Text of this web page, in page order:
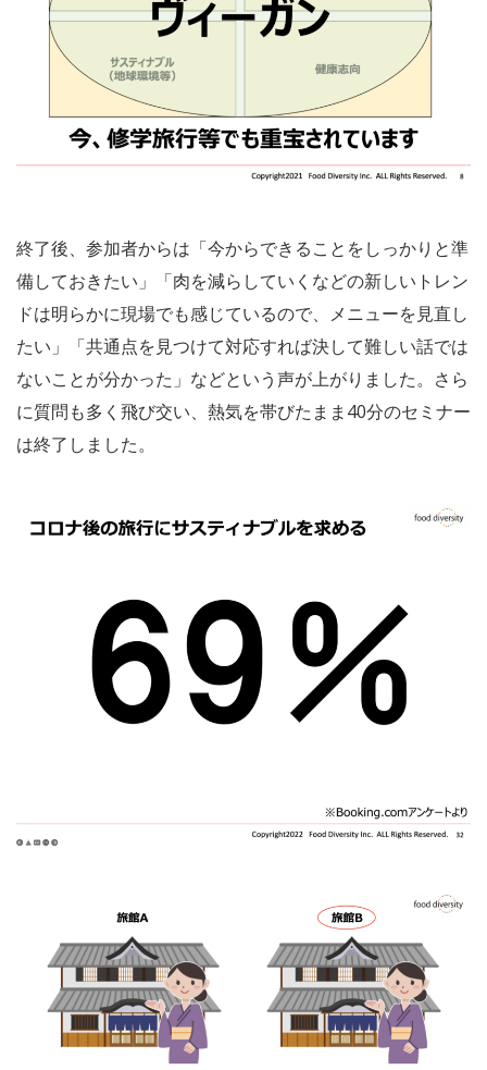
終了後、参加者からは「今からできることをしっかりと準
備しておきたい」「肉を減らしていくなどの新しいトレン
ドは明らかに現場でも感じているので、メニューを見直し
たい」「共通点を見つけて対応すれば決して難しい話では
ないことが分かった」などという声が上がりました。さら
に質問も多く飛び交い、熱気を帯びたまま40分のセミナー
は終了しました。